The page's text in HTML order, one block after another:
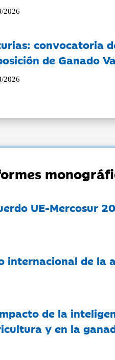
2026
convocatoria
de Ganado
2026
UE-Mercosur
internacional de la
de la
y en la